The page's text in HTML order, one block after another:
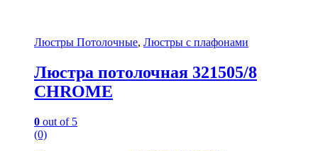
Люстры Потолочные, Люстры с плафонами
Люстра потолочная 321505/8
CHROME
0 out of 5
(0)